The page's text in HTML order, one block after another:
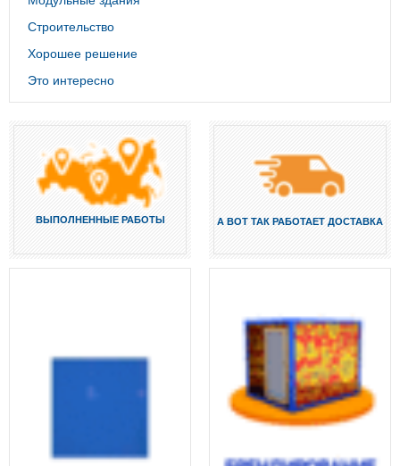
Строительство
Хорошее решение
Это интересно
ВЫПОЛНЕННЫЕ РАБОТЫ А ВОТ ТАК РАБОТАЕТ ДОСТАВКА